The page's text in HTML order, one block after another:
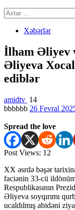
Axtarış:
Xəbərlər
İlham Əliyev
Əliyeva
ediblər
amidtv 14
bbbbbb 26 Fevral
Spread the love
Post Views: 12
XX əsrdə bəşər
faciənin 33-cü
Respublikasının
Əliyeva soyqırımı
ucaldılmış abidəni